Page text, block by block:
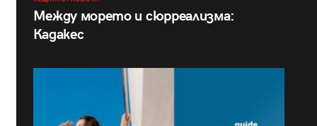
Между морето и сюрреализма:
Кадакес